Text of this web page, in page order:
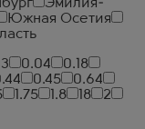
Эмилия-
Южная Осетия
0.04
0.18
0.45
0.64
1.75 1.8 18
2